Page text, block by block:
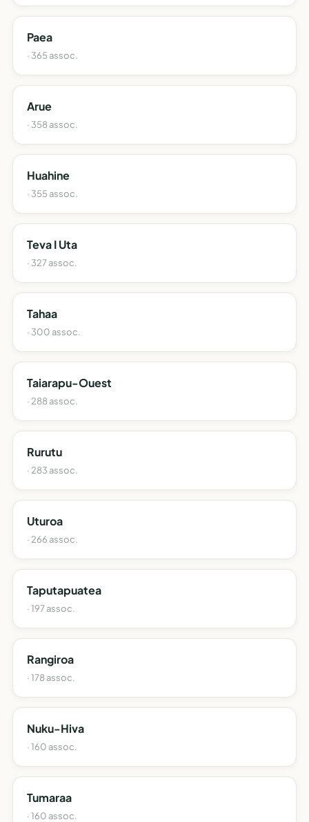
Paea
· 365 assoc.
Arue
· 358 assoc.
Huahine
· 355 assoc.
Teva I Uta
· 327 assoc.
Tahaa
· 300 assoc.
Taiarapu-Ouest
· 288 assoc.
Rurutu
· 283 assoc.
Uturoa
· 266 assoc.
Taputapuatea
· 197 assoc.
Rangiroa
· 178 assoc.
Nuku-Hiva
· 160 assoc.
Tumaraa
· 160 assoc.